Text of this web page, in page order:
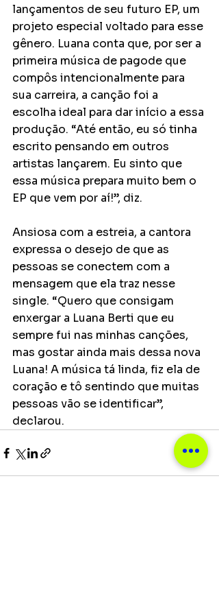
lançamentos de seu futuro EP, um
projeto especial voltado para esse
gênero. Luana conta que, por ser a
primeira música de pagode que
compôs intencionalmente para
sua carreira, a canção foi a
escolha ideal para dar início a essa
produção. “Até então, eu só tinha
escrito pensando em outros
artistas lançarem. Eu sinto que
essa música prepara muito bem o
EP que vem por aí!”, diz.
Ansiosa com a estreia, a cantora
expressa o desejo de que as
pessoas se conectem com a
mensagem que ela traz nesse
single. “Quero que consigam
enxergar a Luana Berti que eu
sempre fui nas minhas canções,
mas gostar ainda mais dessa nova
Luana! A música tá linda, fiz ela de
coração e tô sentindo que muitas
pessoas vão se identificar”,
declarou.